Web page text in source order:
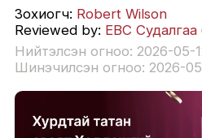
Зохиогч: Robert Wilson
Reviewed by: EBC
Нийтэлсэн огноо: 2026-05-
Шинэчилсэн огноо: 2026-